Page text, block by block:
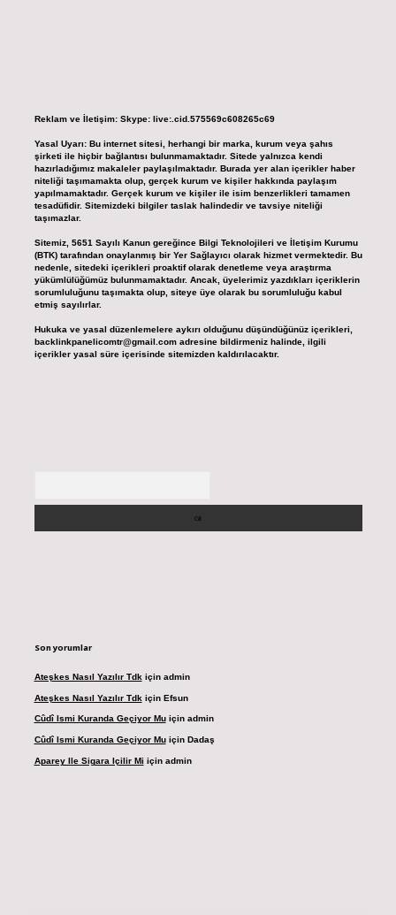
Reklam ve İletişim: Skype: live:.cid.575569c608265c69
Yasal Uyarı: Bu internet sitesi, herhangi bir marka, kurum veya şahıs
şirketi ile hiçbir bağlantısı bulunmamaktadır. Sitede yalnızca kendi
hazırladığımız makaleler paylaşılmaktadır. Burada yer alan içerikler haber
niteliği taşımamakta olup, gerçek kurum ve kişiler hakkında paylaşım
yapılmamaktadır. Gerçek kurum ve kişiler ile isim benzerlikleri tamamen
tesadüfidir. Sitemizdeki bilgiler taslak halindedir ve tavsiye niteliği
taşımazlar.
Sitemiz, 5651 Sayılı Kanun gereğince Bilgi Teknolojileri ve İletişim Kurumu
(BTK) tarafından onaylanmış bir Yer Sağlayıcı olarak hizmet vermektedir. Bu
nedenle, sitedeki içerikleri proaktif olarak denetleme veya araştırma
yükümlülüğümüz bulunmamaktadır. Ancak, üyelerimiz yazdıkları içeriklerin
sorumluluğunu taşımakta olup, siteye üye olarak bu sorumluluğu kabul
etmiş sayılırlar.
Hukuka ve yasal düzenlemelere aykırı olduğunu düşündüğünüz içerikleri,
backlinkpanelicomtr@gmail.comadresine bildirmeniz halinde, ilgili
içerikler yasal süre içerisinde sitemizden kaldırılacaktır.
Son yorumlar
Ateşkes Nasıl Yazılır Tdk için admin
Ateşkes Nasıl Yazılır Tdk için Efsun
Cûdî Ismi Kuranda Geçiyor Muiçin admin
Cûdî Ismi Kuranda Geçiyor Muiçin Dadaş
Aparey Ile Sigara Içilir Mi için admin